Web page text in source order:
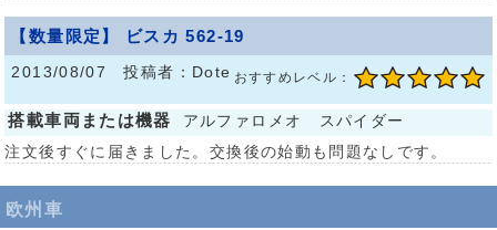
【数量限定】 ビスカ 562-19
2013/08/07 投稿者：Dote おすすめレベル：
搭載車両または機器
アルファロメオ スパイダー
注文後すぐに届きました。交換後の始動も問題なしです。
欧州車